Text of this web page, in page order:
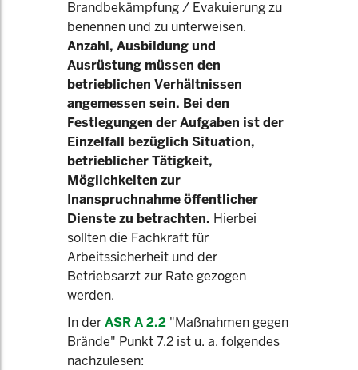
Brandbekämpfung / Evakuierung zu
benennen und zu unterweisen.
Anzahl, Ausbildung und
Ausrüstung müssen den
betrieblichen Verhältnissen
angemessen sein. Bei den
Festlegungen der Aufgaben ist der
Einzelfall bezüglich Situation,
betrieblicher Tätigkeit,
Möglichkeiten zur
Inanspruchnahme öffentlicher
Dienste zu betrachten. Hierbei
sollten die Fachkraft für
Arbeitssicherheit und der
Betriebsarzt zur Rate gezogen
werden.
In derASR A 2.2 "Maßnahmen gegen
Brände" Punkt 7.2 ist u. a. folgendes
nachzulesen: